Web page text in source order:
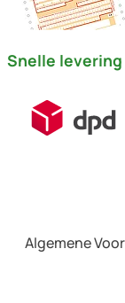
Snelle levering
Algemene